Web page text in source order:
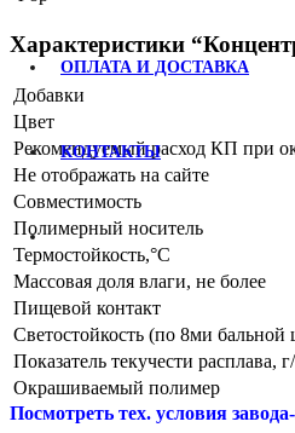
ОПЛАТА И ДОСТАВКА
КОНТАКТЫ
Характеристики
Добавки
Цвет
Рекомендуемый расход КП при
Не отображать на сайте
Совместимость
Полимерный носитель
Термостойкость,°С
Массовая доля влаги, не более
Пищевой контакт
Светостойкость (по 8ми бальной
Показатель текучести расплава,
Окрашиваемый полимер
Посмотреть тех. условия